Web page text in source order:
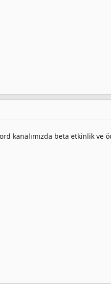
kanalımızda beta etkinlik ve